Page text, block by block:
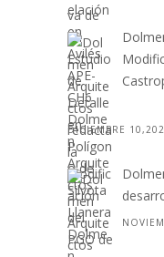
. .
DICIEMBRE